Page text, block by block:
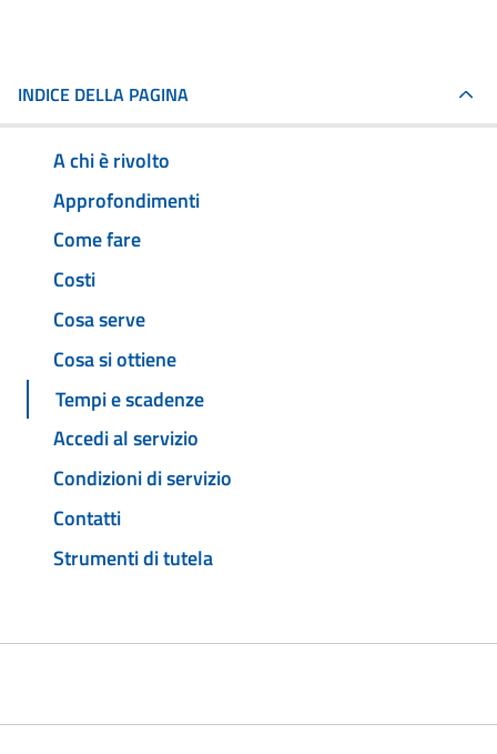
INDICE DELLA PAGINA
A chi è rivolto
Approfondimenti
Come fare
Costi
Cosa serve
Cosa si ottiene
Tempi e scadenze
Accedi al servizio
Condizioni di servizio
Contatti
Strumenti di tutela